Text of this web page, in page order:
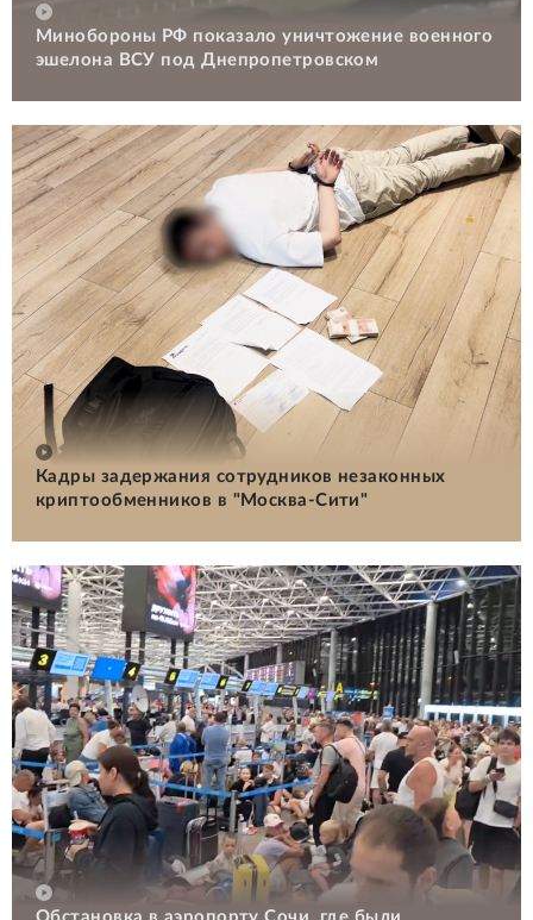
Минобороны РФ показало уничтожение военного
эшелона ВСУ под Днепропетровском
Кадры задержания сотрудников незаконных
криптообменников в "Москва-Сити"